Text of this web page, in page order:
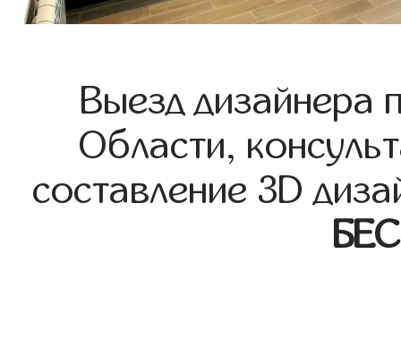
Выезд дизайнера
Области,
составление 3D